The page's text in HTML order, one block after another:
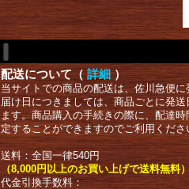
配送について（ 詳細 ）
当サイトでの商品の配送は、佐川急便
届け日につきましては、商品ごとに発
ます。商品購入の手続きの際に、配達
定することができますのでご利用くださ
送料：全国一律540円
（8,000円以上のお買い上げで送料無料
代金引換手数料：